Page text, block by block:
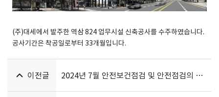
(주)대세에서 발주한 역삼 824 업무시설 신축공사를 수주하였습니다.
공사기간은 착공일로부터 33개월입니다.
이전글 2024년 7월 안전보건점검 및 안전점검의 날 행사